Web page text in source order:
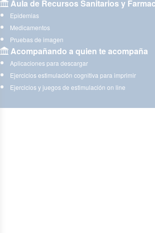
Aula de Recursos Sanitarios y
Epidemias
Medicamentos
Pruebas de imagen
Acompañando a quien te acompaña
Aplicaciones para descargar
Ejercicios estimulación cognitiva para imprimir
Ejercicios y juegos de estimulación on line